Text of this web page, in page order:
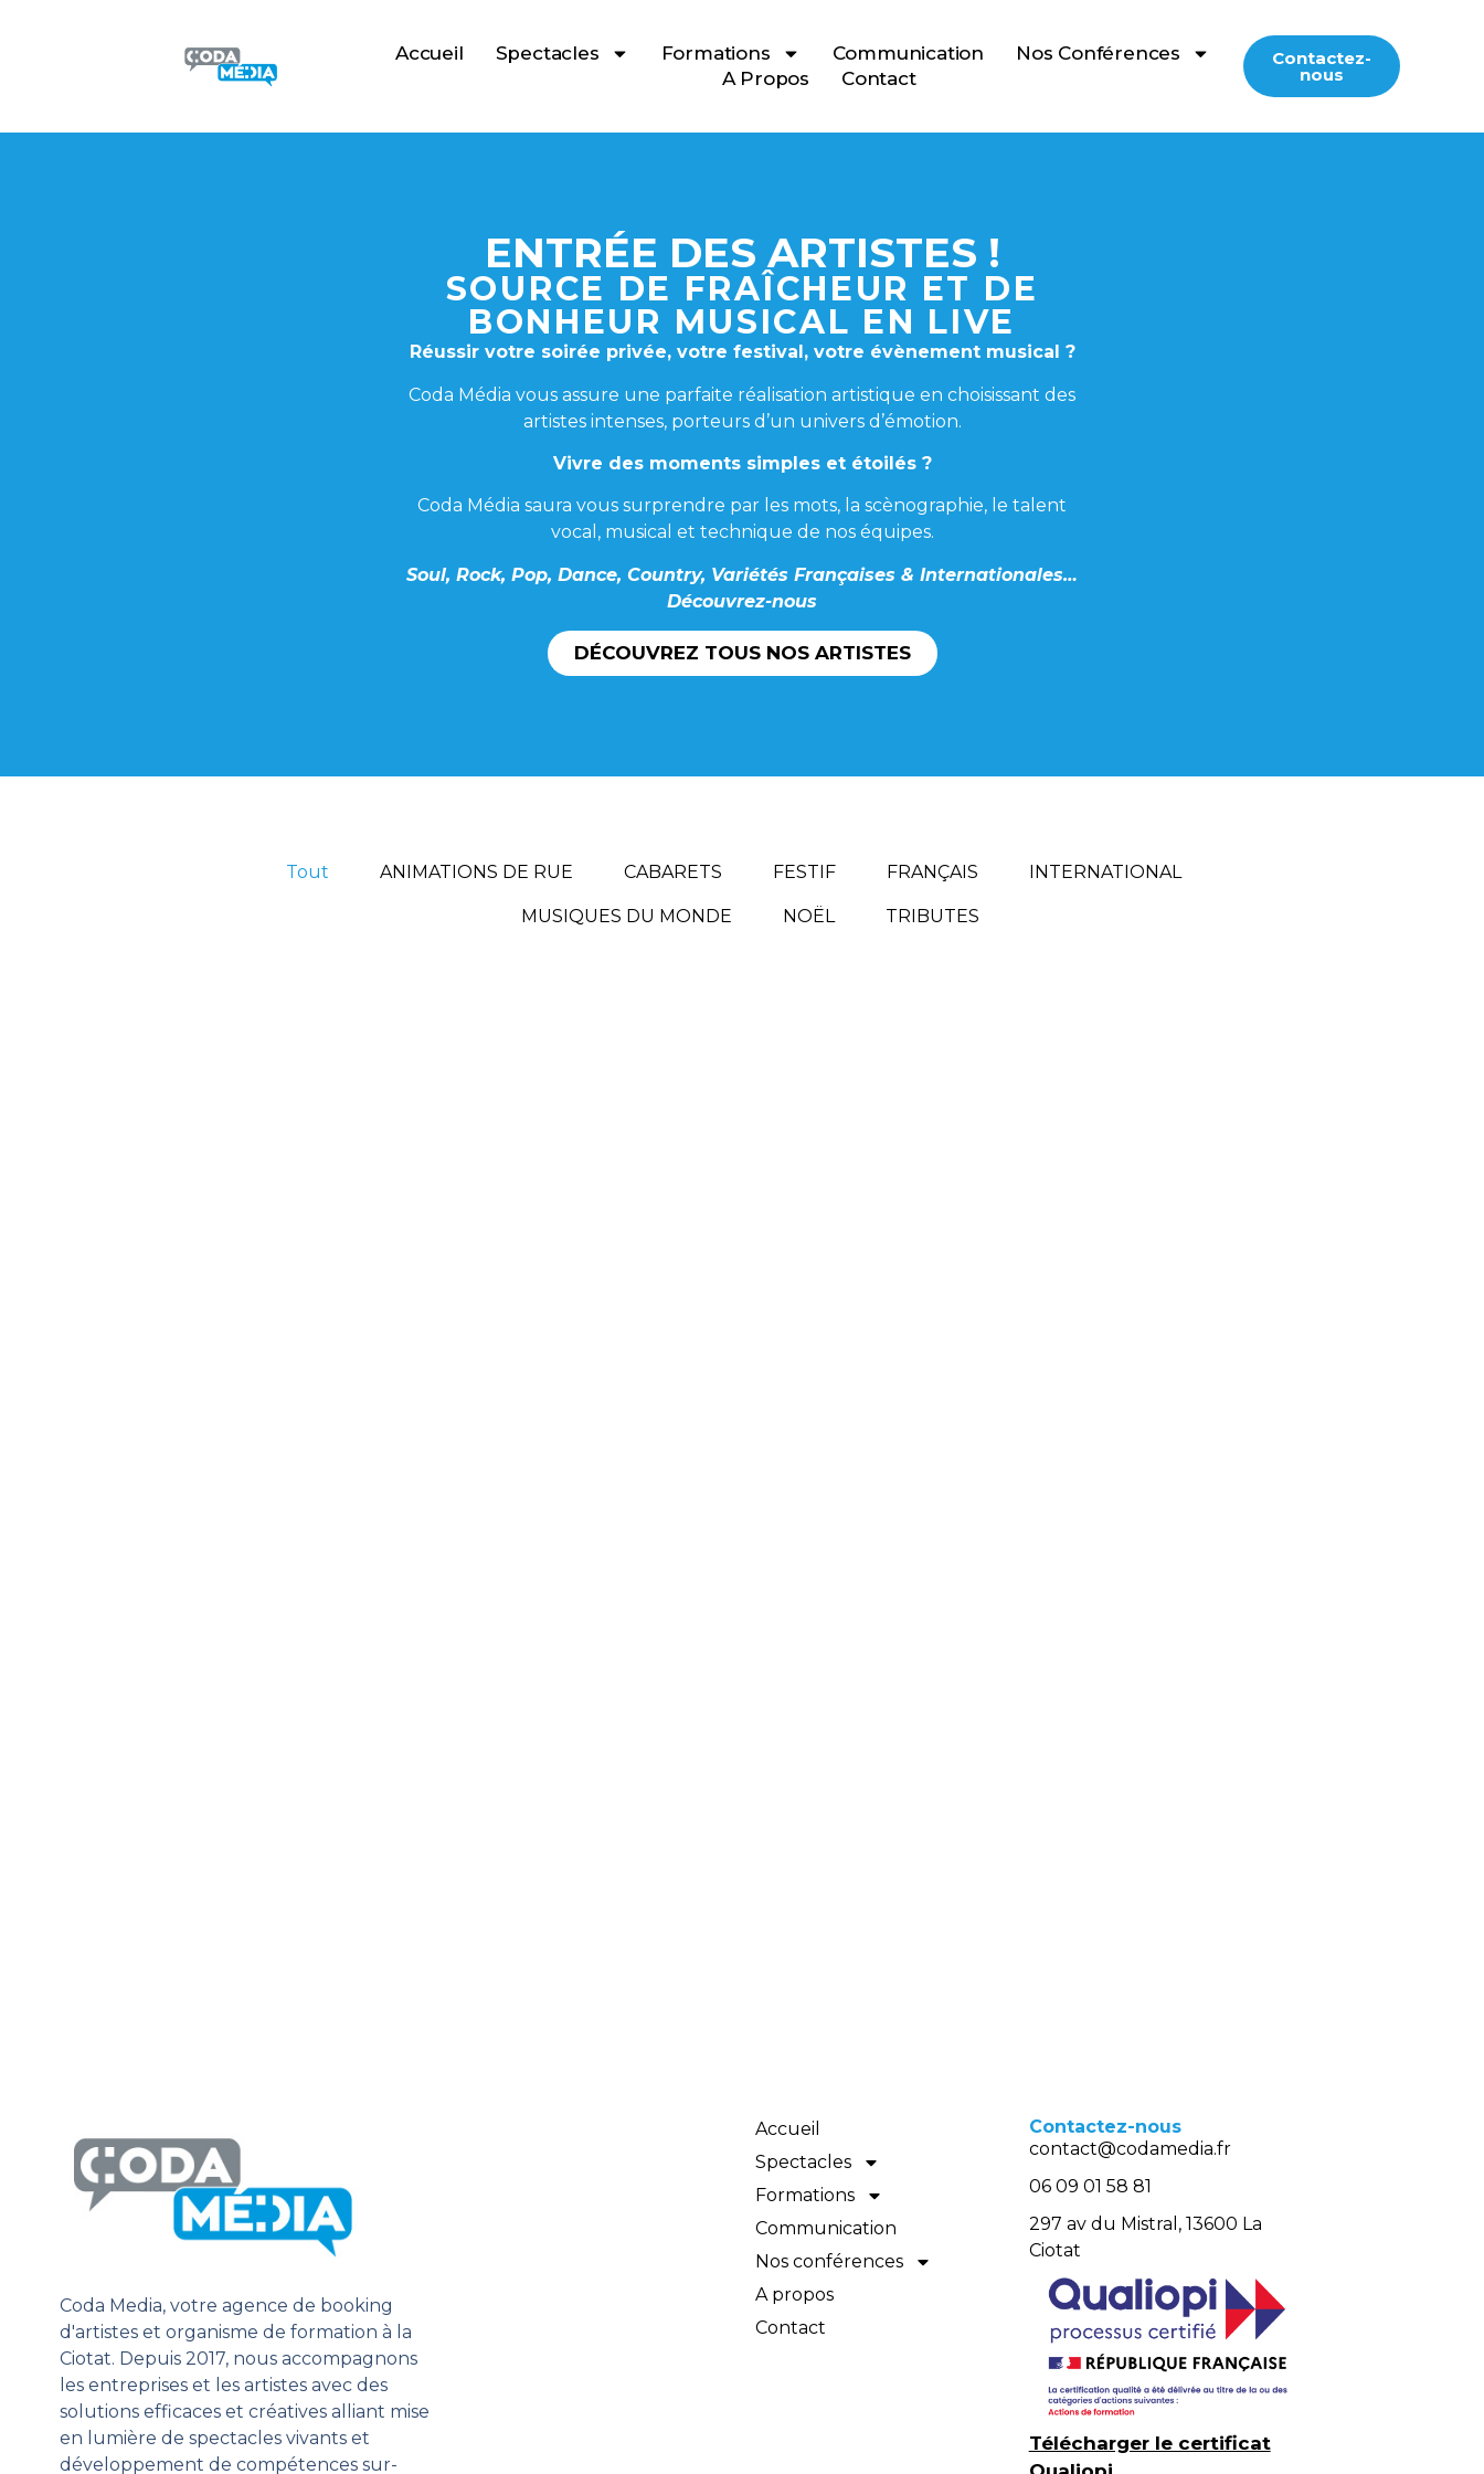
Accueil Spectacles Formations Communication
Nos Conférences
A Propos
Contact
Contactez-
nous
ENTRÉE DES ARTISTES !
SOURCE DE FRAÎCHEUR ET DE
BONHEUR MUSICAL EN LIVE
Réussir votre soirée privée, votre festival, votre évènement musical ?
Coda Média vous assure une parfaite réalisation artistique en choisissant des
artistes intenses, porteurs d’un univers d’émotion.
Vivre des moments simples et étoilés ?
Coda Média saura vous surprendre par les mots, la scènographie, le talent
vocal, musical et technique de nos équipes.
Soul, Rock, Pop, Dance, Country, Variétés Françaises & Internationales…
Découvrez-nous
DÉCOUVREZ TOUS NOS ARTISTES
Tout ANIMATIONS DE RUE CABARETS FESTIF FRANÇAIS INTERNATIONAL
MUSIQUES DU MONDE NOËL TRIBUTES
Coda Media, votre agence de booking
d'artistes et organisme de formation à la
Ciotat. Depuis 2017, nous accompagnons
les entreprises et les artistes avec des
solutions efficaces et créatives alliant mise
en lumière de spectacles vivants et
développement de compétences sur-
Accueil
Spectacles
Formations
Communication
Nos conférences
A propos
Contact
Contactez-nous
contact@codamedia.fr​
06 09 01 58 81​
297 av du Mistral, 13600 La
Ciotat
Télécharger le certificat